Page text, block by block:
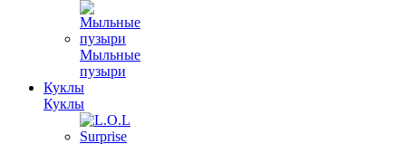
Мыльные
пузыри
Куклы
Куклы